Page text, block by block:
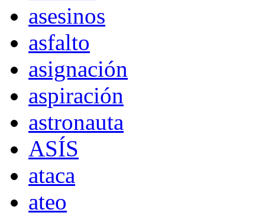
asesinos
asfalto
asignación
aspiración
astronauta
ASÍS
ataca
ateo